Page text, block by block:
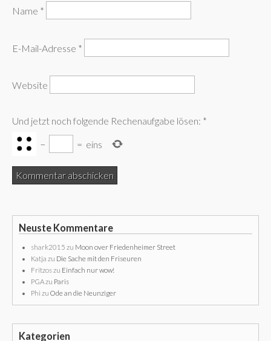
Name *
E-Mail-Adresse *
Website
Und jetzt noch folgende Rechenaufgabe lösen: *
− = eins
Neuste Kommentare
shark2015 zu Moon over Friedenheimer Street
Katja zu Die Sache mit den Friseuren
Fritzoszu Einfach nur wow!
PGAzu Paris
Phi zu Ode an die Neunziger
Kategorien